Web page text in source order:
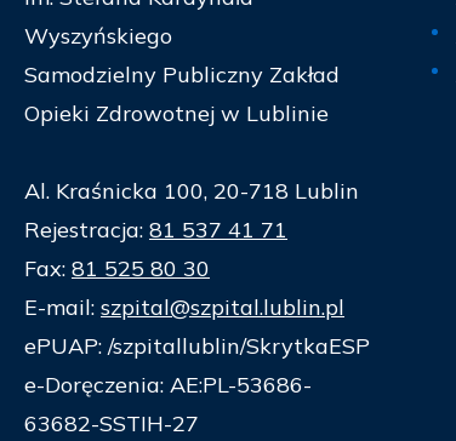
Wyszyńskiego
Samodzielny Publiczny Zakład
Opieki Zdrowotnej w Lublinie
Al. Kraśnicka 100, 20-718 Lublin
Rejestracja: 81 537 41 71
Fax: 81 525 80 30
E-mail: szpital@szpital.lublin.pl
ePUAP: /szpitallublin/SkrytkaESP
e-Doręczenia: AE:PL-53686-
63682-SSTIH-27